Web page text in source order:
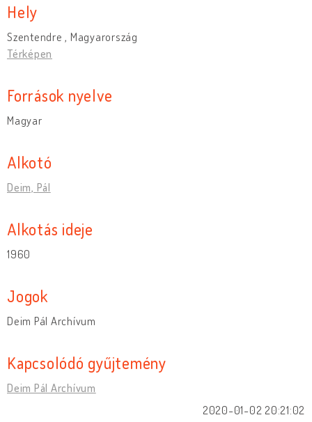
Hely
Szentendre , Magyarország
Térképen
Források nyelve
Magyar
Alkotó
Deim, Pál
Alkotás ideje
1960
Jogok
Deim Pál Archívum
Kapcsolódó gyűjtemény
Deim Pál Archívum
2020-01-02 20:21:02